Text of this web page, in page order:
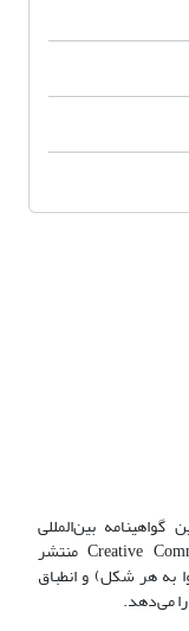
بین‌المللی
Creative Commons Attribution 4.0 International License منتشر
به هر شکل) و انطباق
می‌دهد.